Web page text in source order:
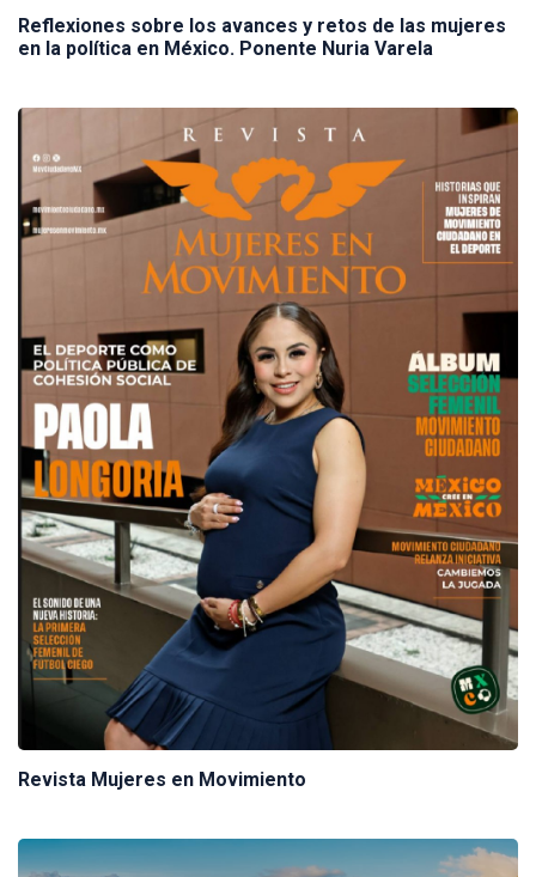
Reflexiones sobre los avances y retos de las mujeres
en la política en México. Ponente Nuria Varela
Revista Mujeres en Movimiento